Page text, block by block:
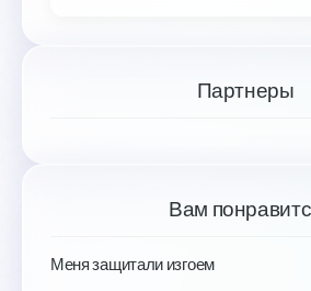
Партнеры
Вам
Меня защитали изгоем